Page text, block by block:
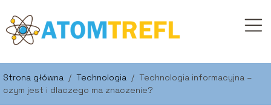
Strona główna / Technologia / Technologia informacyjna –
czym jest i dlaczego ma znaczenie?